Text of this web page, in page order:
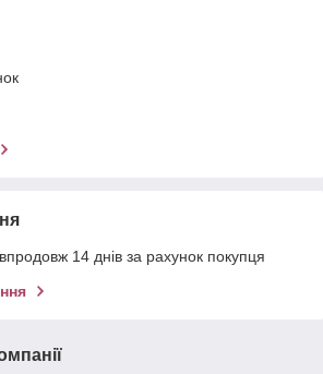
14 днів за рахунок покупця